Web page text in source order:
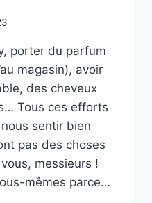
porter du parfum
magasin), avoir
des cheveux
Tous ces efforts
sentir bien
pas des choses
messieurs !
mêmes parce…